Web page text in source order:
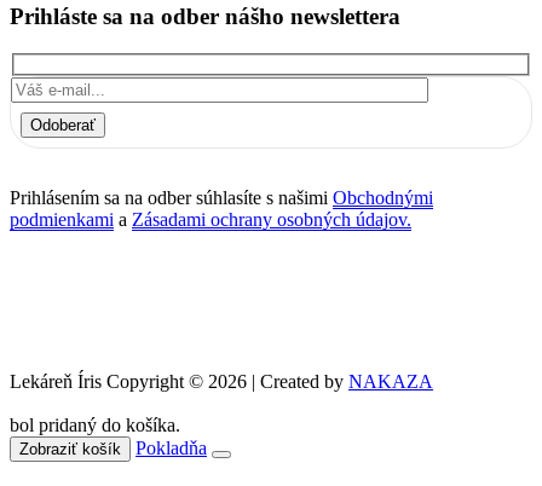
Prihláste sa na odber nášho newslettera
Odoberať
Prihlásením sa na odber súhlasíte s našimi Obchodnými
podmienkami a Zásadami ochrany osobných údajov.
Lekáreň Íris Copyright © 2026 | Created by NAKAZA
bol pridaný do košíka.
Zobraziť košík Pokladňa